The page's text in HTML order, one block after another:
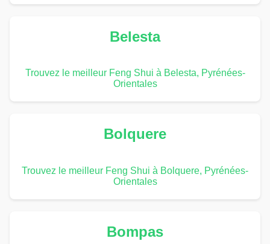
Belesta
Trouvez le meilleur Feng Shui à Belesta, Pyrénées-
Orientales
Bolquere
Trouvez le meilleur Feng Shui à Bolquere, Pyrénées-
Orientales
Bompas